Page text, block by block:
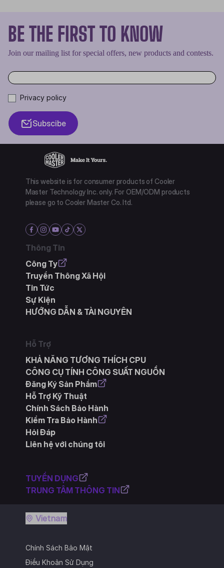
BE THE FIRST TO KNOW
Join our mailing list for special offers, new products and contests.
Privacy policy
Subscibe
This website is for consumer products of Cooler
Master Technology Inc. only. For OEM/ODM products
please go to Cooler Master Co. ltd.
Thông Tin
Công Ty
Truyền Thông Xã Hội
Tin Tức
Sự Kiện
HƯỚNG DẪN & TÀI NGUYÊN
Hỗ Trợ
KHẢ NĂNG TƯƠNG THÍCH CPU
CÔNG CỤ TÍNH CÔNG SUẤT NGUỒN
Đăng Ký Sản Phẩm
Hỗ Trợ Kỹ Thuật
Chính Sách Bảo Hành
Kiểm Tra Bảo Hành
Hỏi Đáp
Liên hệ với chúng tôi
TUYỂN DỤNG
TRUNG TÂM THÔNG TIN
Chính Sách Bảo Mật
Điều Khoản Sử Dụng
Vietnam